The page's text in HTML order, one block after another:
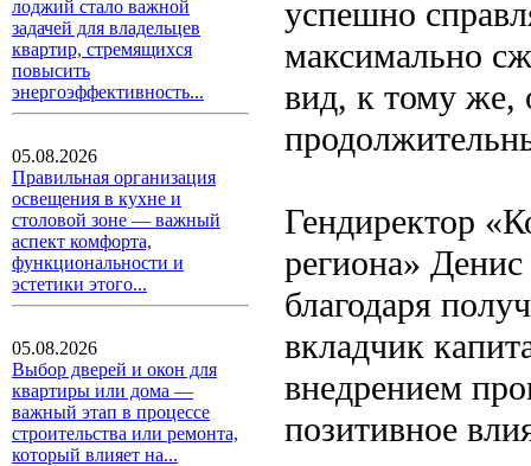
лоджий стало важной
задачей для владельцев
квартир, стремящихся
повысить
энергоэффективность...
05.08.2026
Правильная организация
освещения в кухне и
столовой зоне — важный
аспект комфорта,
функциональности и
эстетики этого...
05.08.2026
Выбор дверей и окон для
квартиры или дома —
важный этап в процессе
строительства или ремонта,
который влияет на...
успешно
максимально
вид, к тому же,
Гендиректор
региона»
благодаря
вкладчик
внедрением
позитивное